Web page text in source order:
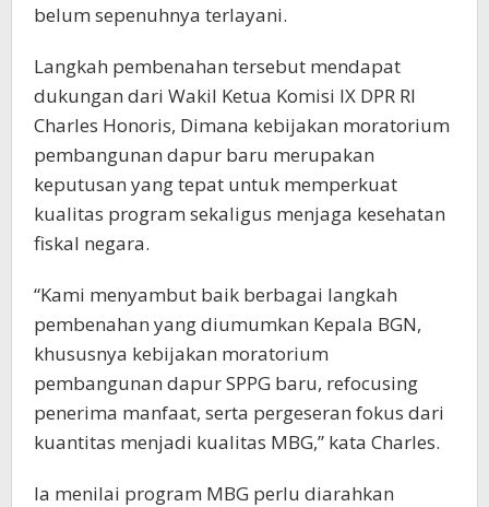
belum sepenuhnya terlayani.
Langkah pembenahan tersebut mendapat
dukungan dari Wakil Ketua Komisi IX DPR RI
Charles Honoris, Dimana kebijakan moratorium
pembangunan dapur baru merupakan
keputusan yang tepat untuk memperkuat
kualitas program sekaligus menjaga kesehatan
fiskal negara.
“Kami menyambut baik berbagai langkah
pembenahan yang diumumkan Kepala BGN,
khususnya kebijakan moratorium
pembangunan dapur SPPG baru, refocusing
penerima manfaat, serta pergeseran fokus dari
kuantitas menjadi kualitas MBG,” kata Charles.
Ia menilai program MBG perlu diarahkan